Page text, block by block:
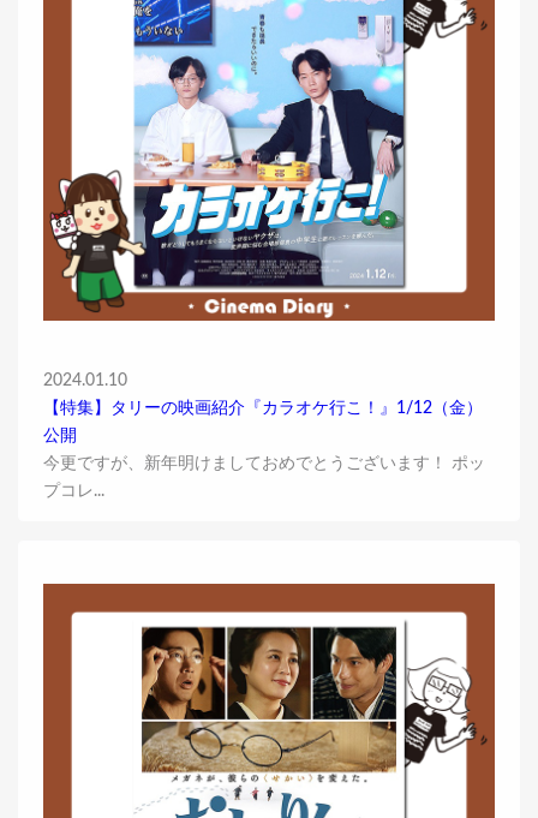
2024.01.10
【特集】タリーの映画紹介『カラオケ行こ！』1/12（金）
公開
今更ですが、新年明けましておめでとうございます！ ポッ
プコレ...